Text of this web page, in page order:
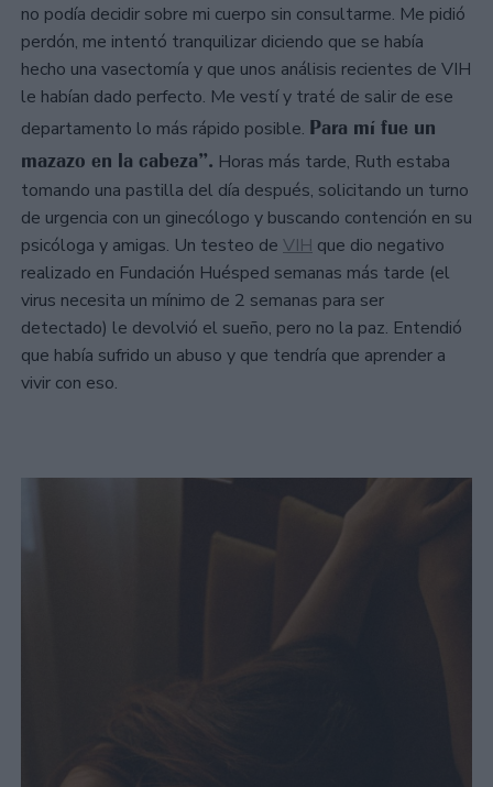
no podía decidir sobre mi cuerpo sin consultarme. Me pidió
perdón, me intentó tranquilizar diciendo que se había
hecho una vasectomía y que unos análisis recientes de VIH
le habían dado perfecto. Me vestí y traté de salir de ese
departamento lo más rápido posible. Para mí fue un
mazazo en la cabeza”. Horas más tarde, Ruth estaba
tomando una pastilla del día después, solicitando un turno
de urgencia con un ginecólogo y buscando contención en su
psicóloga y amigas. Un testeo de VIH que dio negativo
realizado en Fundación Huésped semanas más tarde (el
virus necesita un mínimo de 2 semanas para ser
detectado) le devolvió el sueño, pero no la paz. Entendió
que había sufrido un abuso y que tendría que aprender a
vivir con eso.